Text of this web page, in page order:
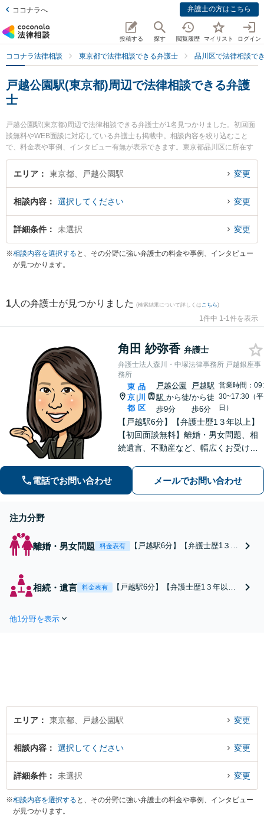
ココナラへ 弁護士の方はこちら
投稿する 探す 閲覧履歴 マイリスト ログイン
ココナラ法律相談 東京都で法律相談できる弁護士 品川区で法律相談で
戸越公園駅(東京都)周辺で法律相談できる弁護
士
戸越公園駅(東京都)周辺で法律相談できる弁護士が1名見つかりました。初回面
談無料やWEB面談に対応している弁護士も掲載中。相談内容を絞り込むこと
で、料金表や事例、インタビュー有無が表示できます。東京都品川区に所在す
る戸越公園駅は東急大井町線沿線の駅です。より多くの弁護士から探したいと
きは市区町村検索や同一路線のより大きな駅も追加選択して探すと良いでしょ
のトラブルを勤務先から通いやすい戸越公園駅周辺に事務所を構える弁護士に
面談予約したい』『誹謗中傷のトラブル解決の実績豊富な戸越公園駅近くの弁
護士を検索したい』『初回無料で誹謗中傷を法律相談できる戸越公園駅付近の
エリア 東京都、戸越公園駅 変更
相談内容 選択してください 変更
詳細条件 未選択 変更
※相談内容を選択する と、その分野に強い弁護士の料金や事例、インタビュー
が見つかります。
1 人の弁護士が見つかりました (検索結果について詳しくは こちら)
1件中 1-1件を表示
角田 紗弥香 弁護士
弁護士法人森川・中塚法律事務所 戸越銀座事
務所
東
京
都
|
品
川
区
戸越公園
駅 から徒
歩9分
/
戸越駅
から徒
歩6分
営業時間：09:
30~17:30（平
日）
【戸越駅6分】【弁護士歴1３年以上】
【初回面談無料】離婚・男女問題、相
続遺言、不動産など、幅広くお受けし
指し、相談者さまが抱えている悩みや
不安の解消に努めます。お気軽にご相
電話でお問い合わせ メールでお問い合わせ
注力分野
離婚・男女問題 料金表有
【戸越駅6分】【弁護士歴1３年
幅広く対応しています。迅速な
対応で早期解決を目指し、相談
相続・遺言 料金表有
【戸越駅6分】【弁護士歴1３年以
他1分野を表示
エリア 東京都、戸越公園駅 変更
相談内容 選択してください 変更
詳細条件 未選択 変更
※相談内容を選択する と、その分野に強い弁護士の料金や事例、インタビュー
が見つかります。